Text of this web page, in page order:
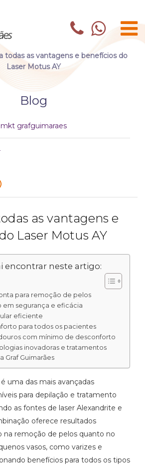
todas as vantagens e benefícios do
Laser Motus AY
Blog
mkt grafguimaraes
as vantagens e
Laser Motus AY
encontrar neste artigo:
para remoção de pelos
em segurança e eficácia
eficiente
para todos os pacientes
com mínimo de desconforto
inovadoras e tratamentos
Graf Guimarães
uma das mais avançadas
para depilação e tratamento
as fontes de laser Alexandrite e
oferece resultados
na remoção de pelos quanto no
vasos, como varizes e
benefícios para todos os tipos